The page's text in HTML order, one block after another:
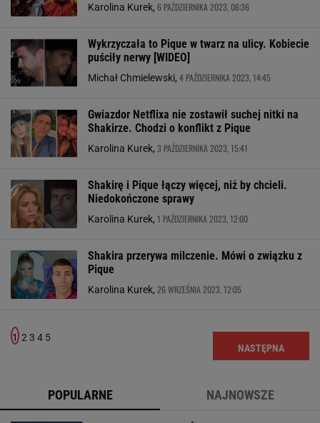
Karolina Kurek, 6 PAŹDZIERNIKA 2023, 06:36
Wykrzyczała to Pique w twarz na ulicy. Kobiecie
puściły nerwy [WIDEO]
Michał Chmielewski, 4 PAŹDZIERNIKA 2023, 14:45
Gwiazdor Netflixa nie zostawił suchej nitki na
Shakirze. Chodzi o konflikt z Pique
Karolina Kurek, 3 PAŹDZIERNIKA 2023, 15:41
Shakirę i Pique łączy więcej, niż by chcieli.
Niedokończone sprawy
Karolina Kurek, 1 PAŹDZIERNIKA 2023, 12:00
Shakira przerywa milczenie. Mówi o związku z
Pique
Karolina Kurek, 26 WRZEŚNIA 2023, 12:05
1 2 3 4 5
NASTĘPNA
POPULARNE NAJNOWSZE